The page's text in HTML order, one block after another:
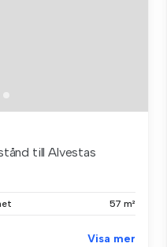
till Alvestas
57 m²
Visa mer